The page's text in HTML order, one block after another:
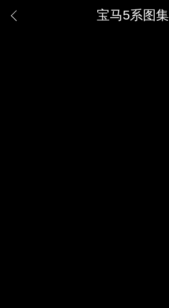
宝马5系图集